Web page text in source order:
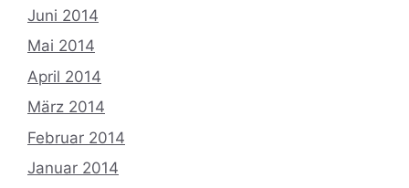
Juni 2014
Mai 2014
April 2014
März 2014
Februar 2014
Januar 2014